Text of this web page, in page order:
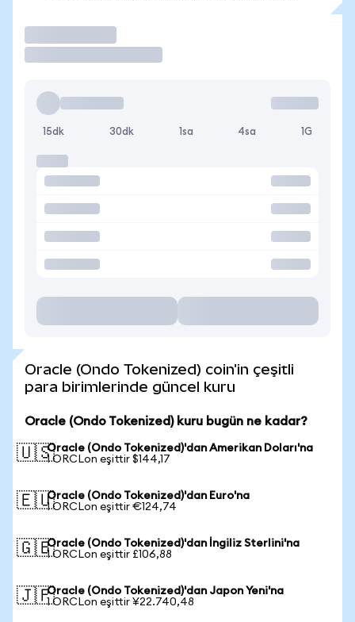
15dk 30dk 1sa 4sa 1G
Oracle (Ondo Tokenized) coin'in çeşitli
para birimlerinde güncel kuru
Oracle (Ondo Tokenized) kuru bugün ne kadar?
🇺🇸Oracle (Ondo Tokenized)'dan Amerikan Doları'na
1 ORCLon eşittir $144,17
🇪🇺Oracle (Ondo Tokenized)'dan Euro'na
1 ORCLon eşittir €124,74
🇬🇧Oracle (Ondo Tokenized)'dan İngiliz Sterlini'na
1 ORCLon eşittir £106,88
🇯🇵Oracle (Ondo Tokenized)'dan Japon Yeni'na
1 ORCLon eşittir ¥22.740,48